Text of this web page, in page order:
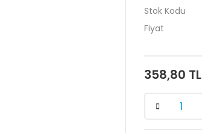
Stok Kodu
Fiyat
358,80 TL